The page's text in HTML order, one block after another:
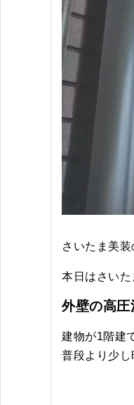
さいたま美
本日はさい
外壁の高圧
建物が1階建
普段より少し